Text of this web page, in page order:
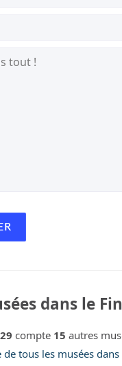
dans le
29 compte 15 autres
de tous les musées